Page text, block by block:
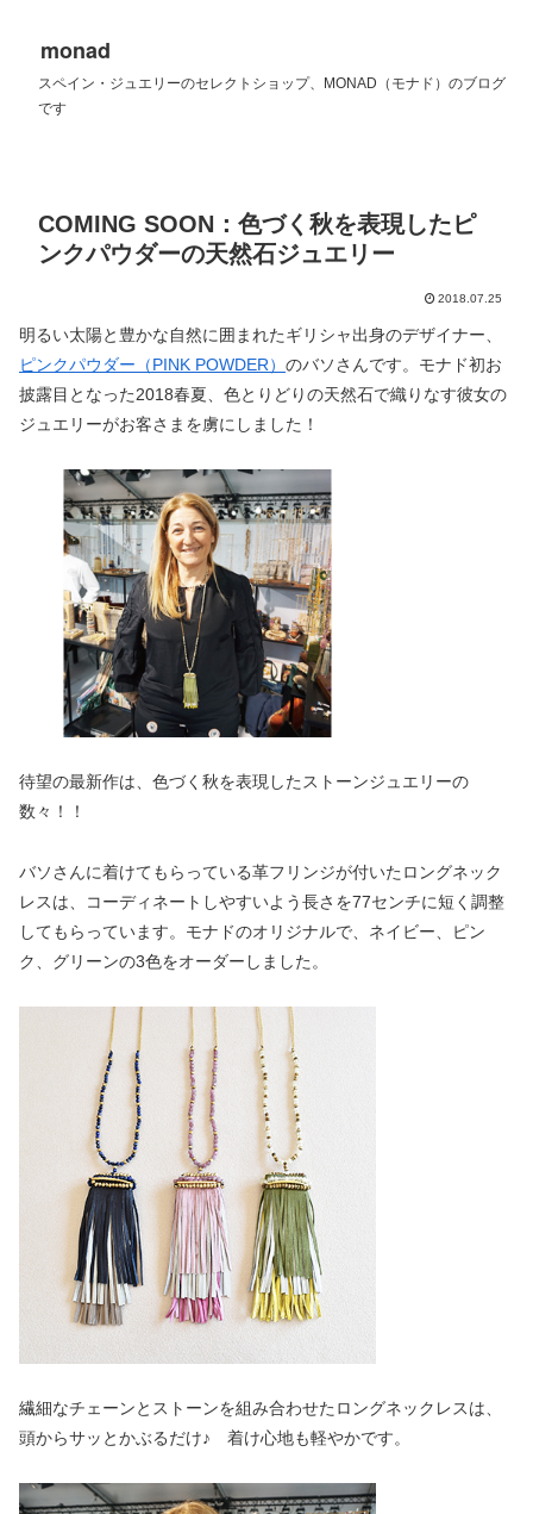
monad
スペイン・ジュエリーのセレクトショップ、MONAD（モナド）のブログ
です
COMING SOON：色づく秋を表現したピ
ンクパウダーの天然石ジュエリー
2018.07.25
明るい太陽と豊かな自然に囲まれたギリシャ出身のデザイナー、
ピンクパウダー（PINK POWDER） のバソさんです。モナド初お
披露目となった2018春夏、色とりどりの天然石で織りなす彼女の
ジュエリーがお客さまを虜にしました！
待望の最新作は、色づく秋を表現したストーンジュエリーの
数々！！
バソさんに着けてもらっている革フリンジが付いたロングネック
レスは、コーディネートしやすいよう長さを77センチに短く調整
してもらっています。モナドのオリジナルで、ネイビー、ピン
ク、グリーンの3色をオーダーしました。
繊細なチェーンとストーンを組み合わせたロングネックレスは、
頭からサッとかぶるだけ♪ 着け心地も軽やかです。